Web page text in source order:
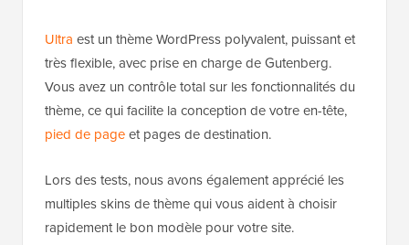
Ultra est un thème WordPress polyvalent, puissant et
très flexible, avec prise en charge de Gutenberg.
Vous avez un contrôle total sur les fonctionnalités du
thème, ce qui facilite la conception de votre en-tête,
pied de pageet pages de destination.
Lors des tests, nous avons également apprécié les
multiples skins de thème qui vous aident à choisir
rapidement le bon modèle pour votre site.